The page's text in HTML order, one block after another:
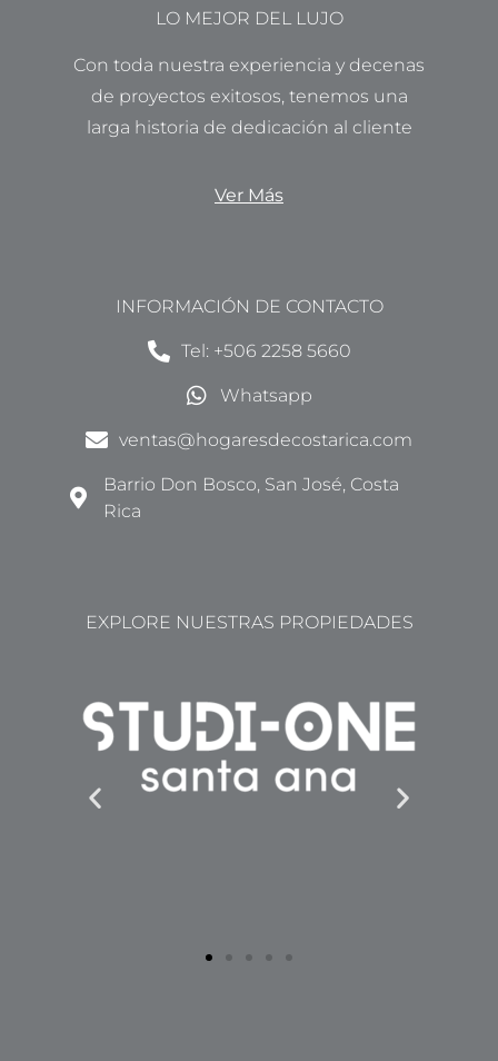
LO MEJOR DEL LUJO
Con toda nuestra experiencia y decenas
de proyectos exitosos, tenemos una
larga historia de dedicación al cliente
Ver Más
INFORMACIÓN DE CONTACTO
Tel: +506 2258 5660
Whatsapp
ventas@hogaresdecostarica.com
Barrio Don Bosco, San José, Costa
Rica
EXPLORE NUESTRAS PROPIEDADES